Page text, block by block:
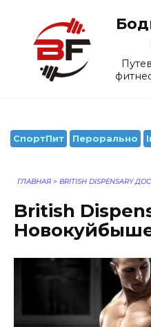
содержанию
СпортПит Перорально
ГЛАВНАЯ > BRITISH DISPENSARY
British